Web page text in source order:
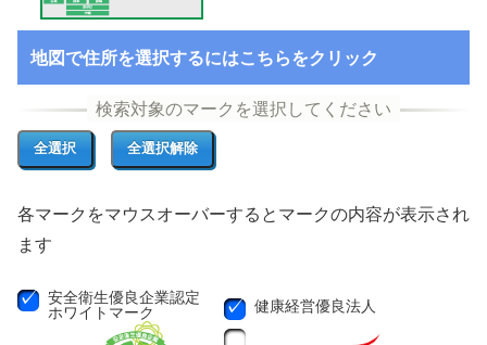
地図で住所を選択するにはこちらをクリック
各マークをマウスオーバーするとマークの内容が表示され
ます
安全衛生優良企業認定
ホワイトマーク 健康経営優良法人